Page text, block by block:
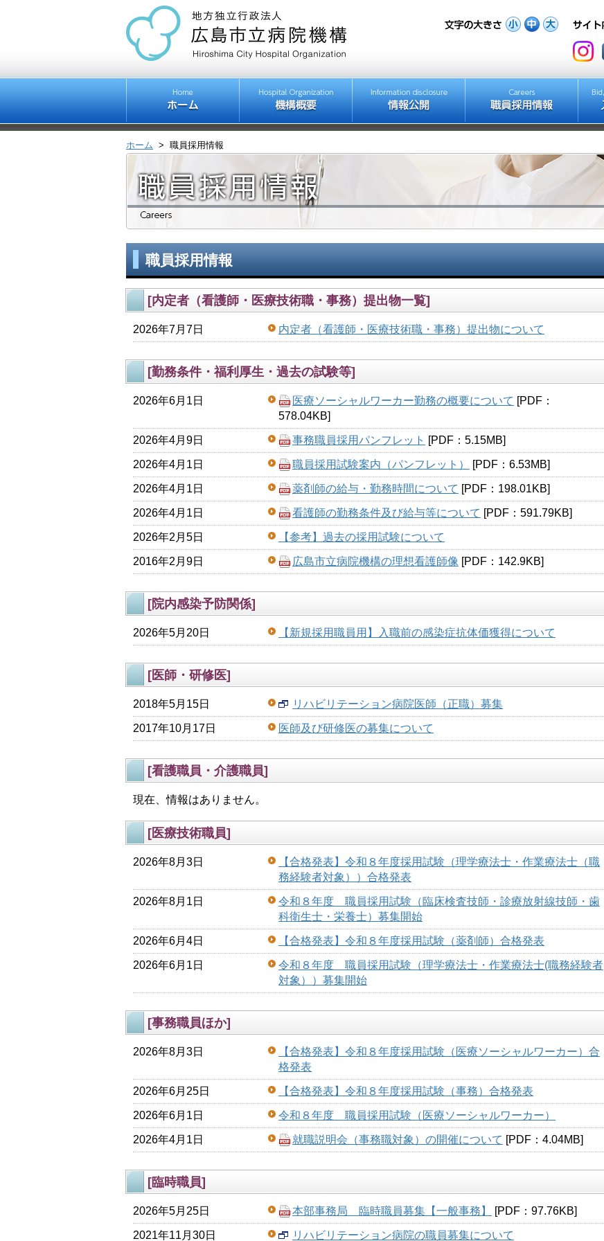
ホーム > 職員採用情報
職員採用情報
[内定者（看護師・医療技術職・事務）提出物一覧]
2026年7月7日 内定者（看護師・医療技術職・事務）提出物について
[勤務条件・福利厚生・過去の試験等]
2026年6月1日 医療ソーシャルワーカー勤務の概要について [PDF：
578.04KB]
2026年4月9日 事務職員採用パンフレット [PDF：5.15MB]
2026年4月1日 職員採用試験案内（パンフレット） [PDF：6.53MB]
2026年4月1日 薬剤師の給与・勤務時間について [PDF：198.01KB]
2026年4月1日 看護師の勤務条件及び給与等について [PDF：591.79KB]
2026年2月5日 【参考】過去の採用試験について
2016年2月9日 広島市立病院機構の理想看護師像 [PDF：142.9KB]
[院内感染予防関係]
2026年5月20日 【新規採用職員用】入職前の感染症抗体価獲得について
[医師・研修医]
2018年5月15日 リハビリテーション病院医師（正職）募集
2017年10月17日 医師及び研修医の募集について
[看護職員・介護職員]
現在、情報はありません。
[医療技術職員]
2026年8月3日
【合格発表】令和８年度採用試験（理学療法士・作業療法士（職
務経験者対象））合格発表
2026年8月1日
令和８年度 職員採用試験（臨床検査技師・診療放射線技師・歯
科衛生士・栄養士）募集開始
2026年6月4日 【合格発表】令和８年度採用試験（薬剤師）合格発表
2026年6月1日
令和８年度 職員採用試験（理学療法士・作業療法士(職務経験者
対象））募集開始
[事務職員ほか]
2026年8月3日
【合格発表】令和８年度採用試験（医療ソーシャルワーカー）合
格発表
2026年6月25日 【合格発表】令和８年度採用試験（事務）合格発表
2026年6月1日 令和８年度 職員採用試験（医療ソーシャルワーカー）
2026年4月1日 就職説明会（事務職対象）の開催について [PDF：4.04MB]
[臨時職員]
2026年5月25日 本部事務局 臨時職員募集【一般事務】 [PDF：97.76KB]
2021年11月30日 リハビリテーション病院の職員募集について